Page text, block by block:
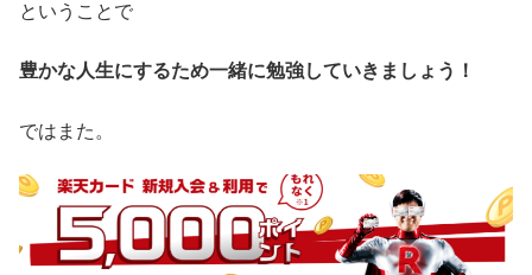
ということで
豊かな人生にするため一緒に勉強していきましょう！
ではまた。